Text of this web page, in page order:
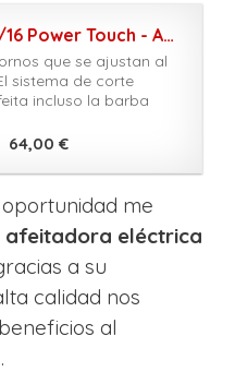
Philips PT860/16 Power Touch - Afeitadora eléctrica con cabezales flexibles DualPrecision, alimentado por batería, gris
que se ajustan al
sistema de corte
incluso la barba
64,00 €
me
afeitadora eléctrica
a su
calidad nos
al